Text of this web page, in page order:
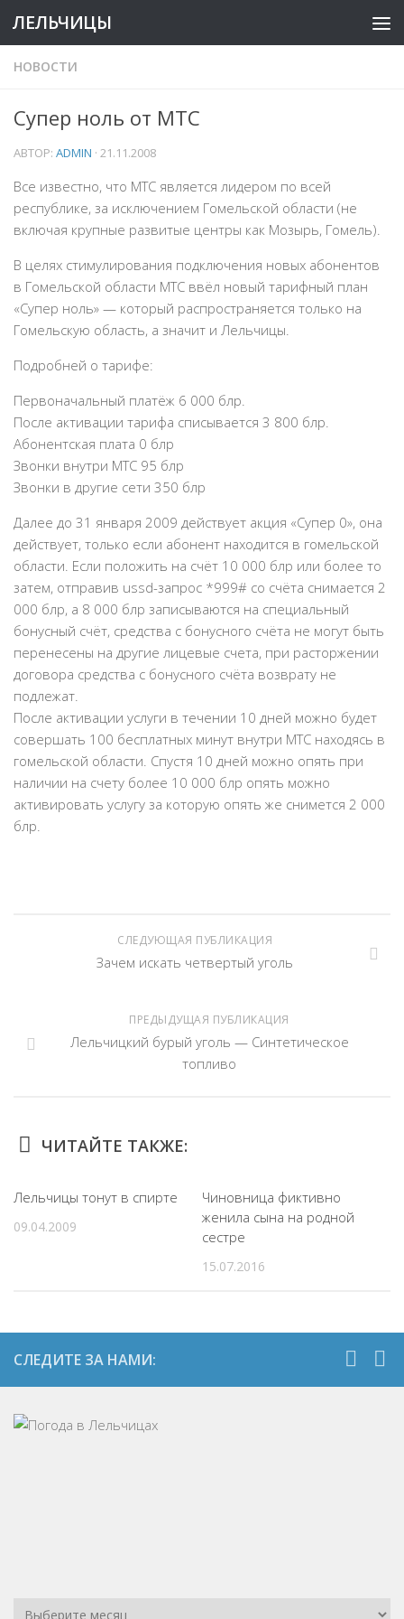
ЛЕЛЬЧИЦЫ
НОВОСТИ
Супер ноль от МТС
АВТОР: ADMIN · 21.11.2008
Все известно, что МТС является лидером по всей
республике, за исключением Гомельской области (не
включая крупные развитые центры как Мозырь, Гомель).
В целях стимулирования подключения новых абонентов
в Гомельской области МТС ввёл новый тарифный план
«Супер ноль» — который распространяется только на
Гомельскую область, а значит и Лельчицы.
Подробней о тарифе:
Первоначальный платёж 6 000 блр.
После активации тарифа списывается 3 800 блр.
Абонентская плата 0 блр
Звонки внутри МТС 95 блр
Звонки в другие сети 350 блр
Далее до 31 января 2009 действует акция «Супер 0», она
действует, только если абонент находится в гомельской
области. Если положить на счёт 10 000 блр или более то
затем, отправив ussd-запрос *999# со счёта снимается 2
000 блр, а 8 000 блр записываются на специальный
бонусный счёт, средства с бонусного счёта не могут быть
перенесены на другие лицевые счета, при расторжении
договора средства с бонусного счёта возврату не
подлежат.
После активации услуги в течении 10 дней можно будет
совершать 100 бесплатных минут внутри МТС находясь в
гомельской области. Спустя 10 дней можно опять при
наличии на счету более 10 000 блр опять можно
активировать услугу за которую опять же снимется 2 000
блр.
СЛЕДУЮЩАЯ ПУБЛИКАЦИЯ
Зачем искать четвертый уголь
ПРЕДЫДУЩАЯ ПУБЛИКАЦИЯ
Лельчицкий бурый уголь — Синтетическое
топливо
ЧИТАЙТЕ ТАКЖЕ:
Лельчицы тонут в спирте
09.04.2009
Чиновница фиктивно
женила сына на родной
сестре
15.07.2016
СЛЕДИТЕ ЗА НАМИ: